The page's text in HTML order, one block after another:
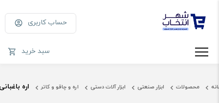
حساب کاربری
سبد خرید
محصولات ابزار صنعتی ابزار آلات دستی اره و چاقو و کاتر اره